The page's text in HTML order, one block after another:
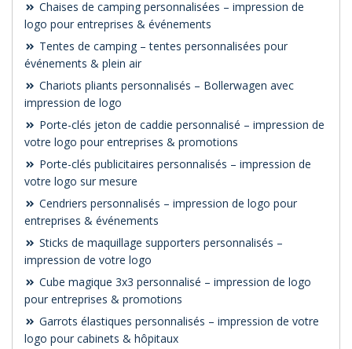
Chaises de camping personnalisées – impression de
logo pour entreprises & événements
Tentes de camping – tentes personnalisées pour
événements & plein air
Chariots pliants personnalisés – Bollerwagen avec
impression de logo
Porte-clés jeton de caddie personnalisé – impression de
votre logo pour entreprises & promotions
Porte-clés publicitaires personnalisés – impression de
votre logo sur mesure
Cendriers personnalisés – impression de logo pour
entreprises & événements
Sticks de maquillage supporters personnalisés –
impression de votre logo
Cube magique 3x3 personnalisé – impression de logo
pour entreprises & promotions
Garrots élastiques personnalisés – impression de votre
logo pour cabinets & hôpitaux